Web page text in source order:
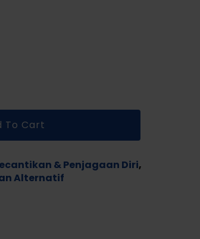
To Cart
& Penjagaan Diri,
Alternatif